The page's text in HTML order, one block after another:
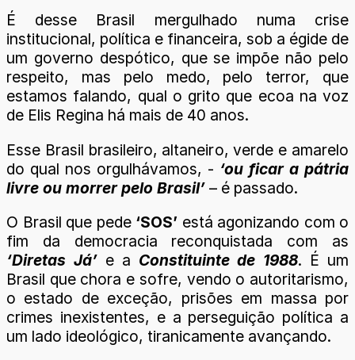
É desse Brasil mergulhado numa crise
institucional, política e financeira, sob a égide de
um governo despótico, que se impõe não pelo
respeito, mas pelo medo, pelo terror, que
estamos falando, qual o grito que ecoa na voz
de Elis Regina há mais de 40 anos.
Esse Brasil brasileiro, altaneiro, verde e amarelo
do qual nos orgulhávamos, - ‘ou ficar a pátria
livre ou morrer pelo Brasil’ – é passado.
O Brasil que pede ‘SOS’ está agonizando com o
fim da democracia reconquistada com as
‘Diretas Já’e a Constituinte de 1988. É um
Brasil que chora e sofre, vendo o autoritarismo,
o estado de exceção, prisões em massa por
crimes inexistentes, e a perseguição política a
um lado ideológico, tiranicamente avançando.